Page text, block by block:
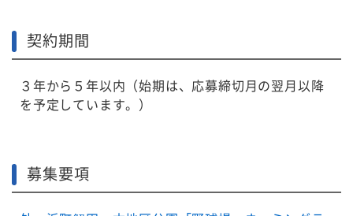
契約期間
３年から５年以内（始期は、応募締切月の翌月以降
を予定しています。）
募集要項